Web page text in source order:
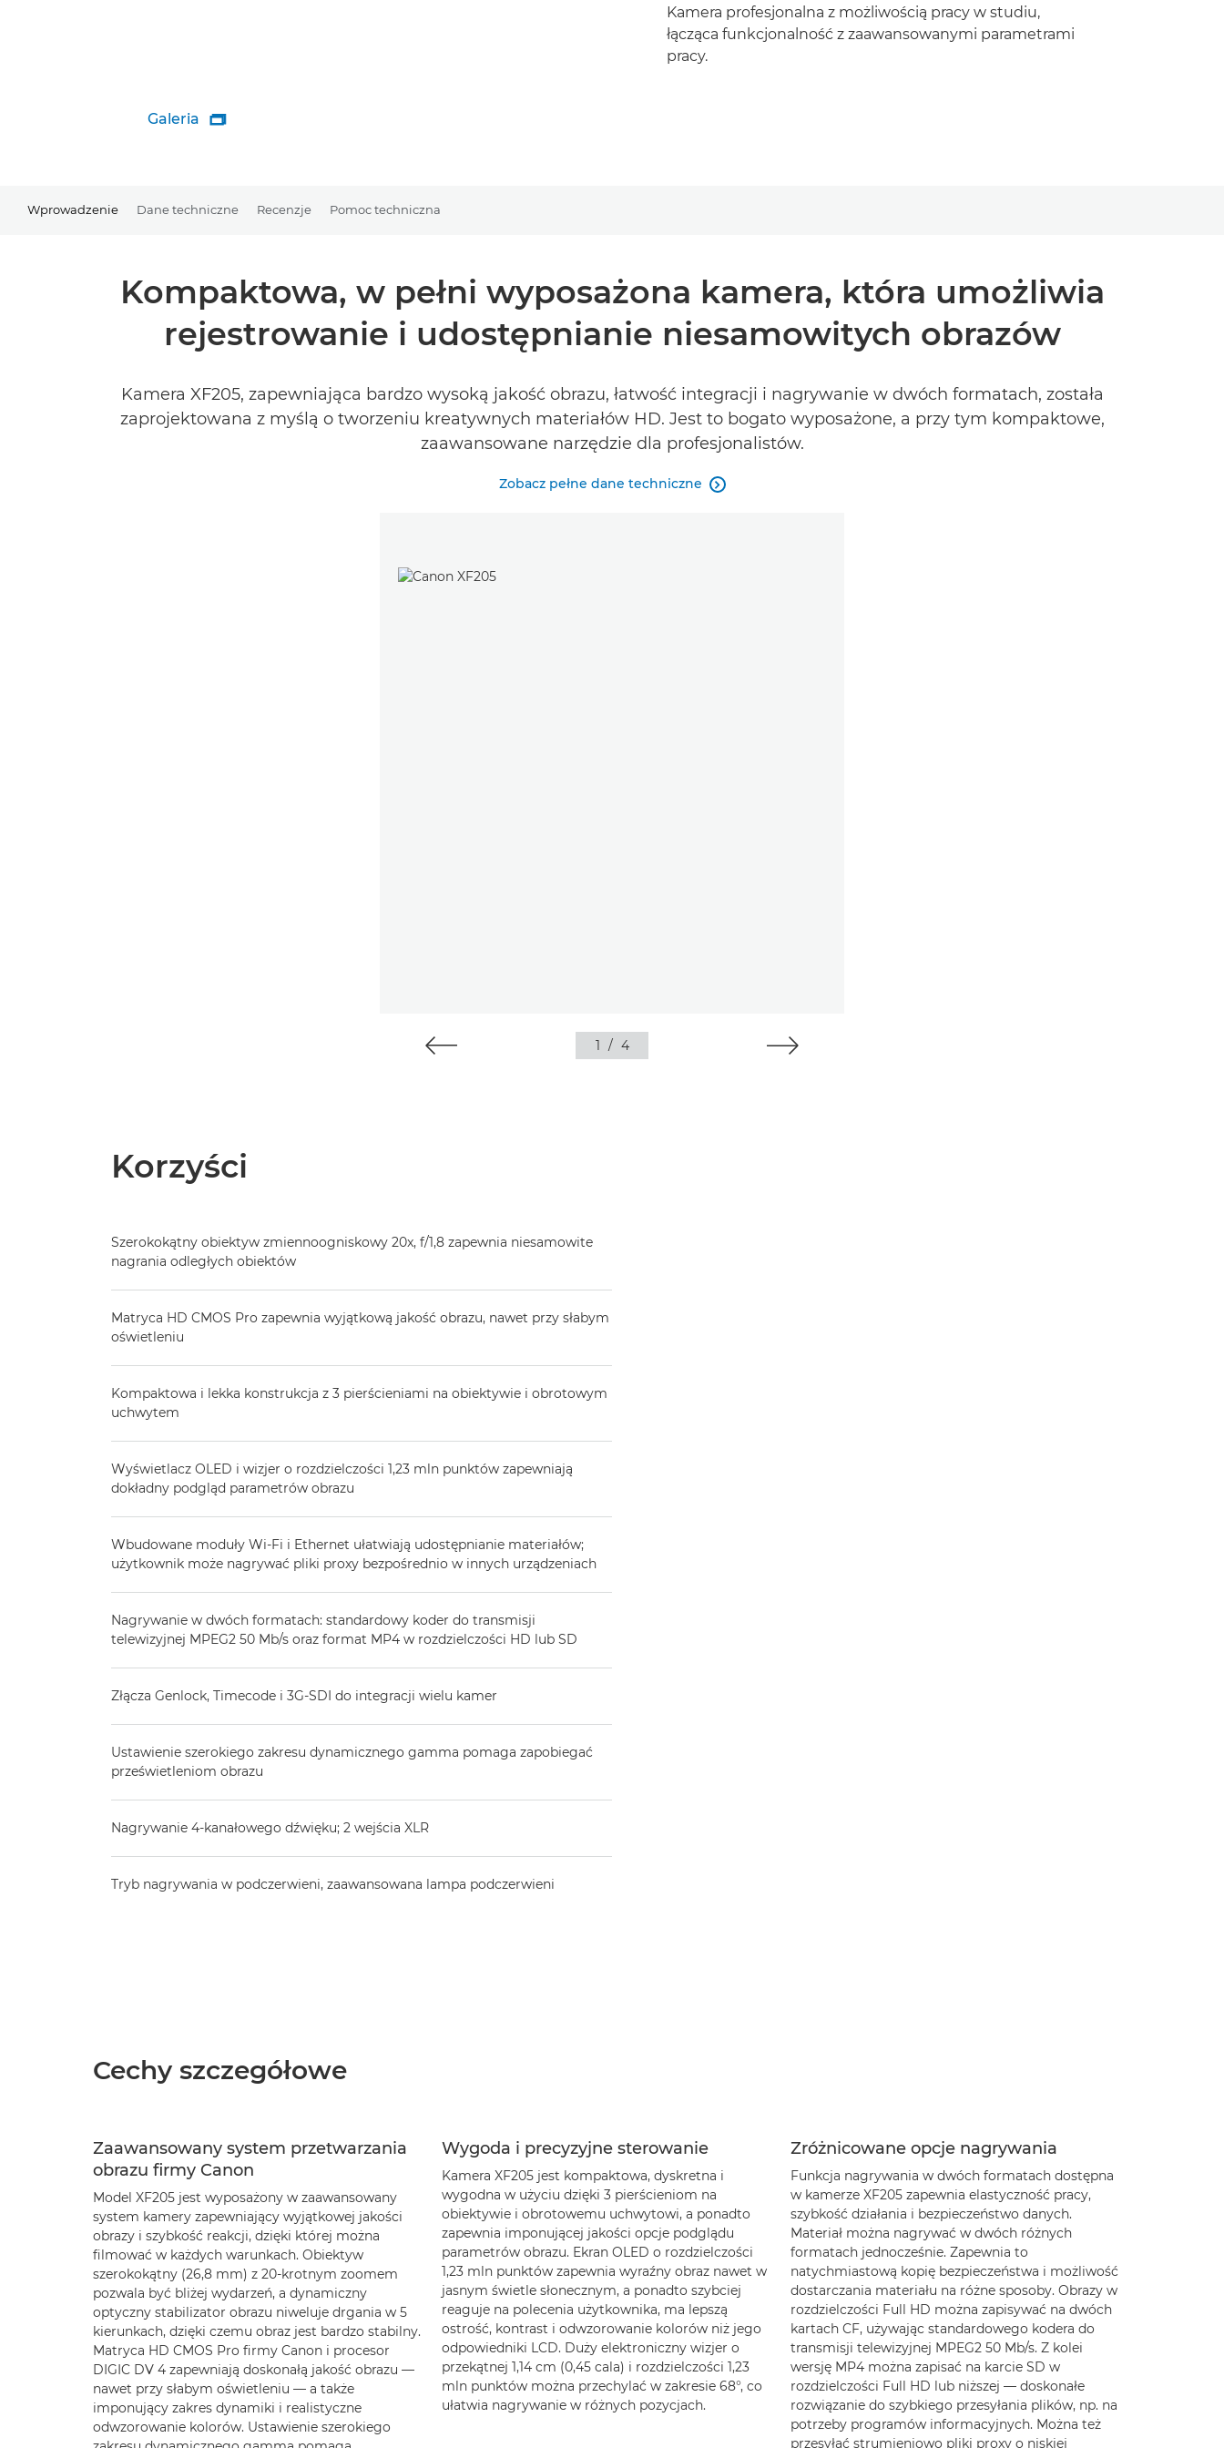
Galeria 
Kamera profesjonalna z możliwością pracy w studiu,
łącząca funkcjonalność z zaawansowanymi parametrami
pracy.
Wprowadzenie Dane techniczne Recenzje Pomoc techniczna
Kompaktowa, w pełni wyposażona kamera, która umożliwia
rejestrowanie i udostępnianie niesamowitych obrazów
Kamera XF205, zapewniająca bardzo wysoką jakość obrazu, łatwość integracji i nagrywanie w dwóch formatach, została
zaprojektowana z myślą o tworzeniu kreatywnych materiałów HD. Jest to bogato wyposażone, a przy tym kompaktowe,
zaawansowane narzędzie dla profesjonalistów.
Zobacz pełne dane techniczne 
1 / 4
Korzyści
Szerokokątny obiektyw zmiennoogniskowy 20x, f/1,8 zapewnia niesamowite
nagrania odległych obiektów
Matryca HD CMOS Pro zapewnia wyjątkową jakość obrazu, nawet przy słabym
oświetleniu
Kompaktowa i lekka konstrukcja z 3 pierścieniami na obiektywie i obrotowym
uchwytem
Wyświetlacz OLED i wizjer o rozdzielczości 1,23 mln punktów zapewniają
dokładny podgląd parametrów obrazu
Wbudowane moduły Wi-Fi i Ethernet ułatwiają udostępnianie materiałów;
użytkownik może nagrywać pliki proxy bezpośrednio w innych urządzeniach
Nagrywanie w dwóch formatach: standardowy koder do transmisji
telewizyjnej MPEG2 50 Mb/s oraz format MP4 w rozdzielczości HD lub SD
Złącza Genlock, Timecode i 3G-SDI do integracji wielu kamer
Ustawienie szerokiego zakresu dynamicznego gamma pomaga zapobiegać
prześwietleniom obrazu
Nagrywanie 4-kanałowego dźwięku; 2 wejścia XLR
Tryb nagrywania w podczerwieni, zaawansowana lampa podczerwieni
Cechy szczegółowe
Zaawansowany system przetwarzania
obrazu firmy Canon
Model XF205 jest wyposażony w zaawansowany
system kamery zapewniający wyjątkowej jakości
obrazy i szybkość reakcji, dzięki której można
filmować w każdych warunkach. Obiektyw
szerokokątny (26,8 mm) z 20-krotnym zoomem
pozwala być bliżej wydarzeń, a dynamiczny
optyczny stabilizator obrazu niweluje drgania w 5
kierunkach, dzięki czemu obraz jest bardzo stabilny.
Matryca HD CMOS Pro firmy Canon i procesor
DIGIC DV 4 zapewniają doskonałą jakość obrazu —
nawet przy słabym oświetleniu — a także
imponujący zakres dynamiki i realistyczne
odwzorowanie kolorów. Ustawienie szerokiego
Wygoda i precyzyjne sterowanie
Kamera XF205 jest kompaktowa, dyskretna i
wygodna w użyciu dzięki 3 pierścieniom na
obiektywie i obrotowemu uchwytowi, a ponadto
zapewnia imponującej jakości opcje podglądu
parametrów obrazu. Ekran OLED o rozdzielczości
1,23 mln punktów zapewnia wyraźny obraz nawet w
jasnym świetle słonecznym, a ponadto szybciej
reaguje na polecenia użytkownika, ma lepszą
ostrość, kontrast i odwzorowanie kolorów niż jego
odpowiedniki LCD. Duży elektroniczny wizjer o
przekątnej 1,14 cm (0,45 cala) i rozdzielczości 1,23
mln punktów można przechylać w zakresie 68°, co
ułatwia nagrywanie w różnych pozycjach.
Zróżnicowane opcje nagrywania
Funkcja nagrywania w dwóch formatach dostępna
w kamerze XF205 zapewnia elastyczność pracy,
szybkość działania i bezpieczeństwo danych.
Materiał można nagrywać w dwóch różnych
formatach jednocześnie. Zapewnia to
natychmiastową kopię bezpieczeństwa i możliwość
dostarczania materiału na różne sposoby. Obrazy w
rozdzielczości Full HD można zapisywać na dwóch
kartach CF, używając standardowego kodera do
transmisji telewizyjnej MPEG2 50 Mb/s. Z kolei
wersję MP4 można zapisać na karcie SD w
rozdzielczości Full HD lub niższej — doskonałe
rozwiązanie do szybkiego przesyłania plików, np. na
potrzeby programów informacyjnych. Można też
przesyłać strumieniowo pliki proxy o niskiej